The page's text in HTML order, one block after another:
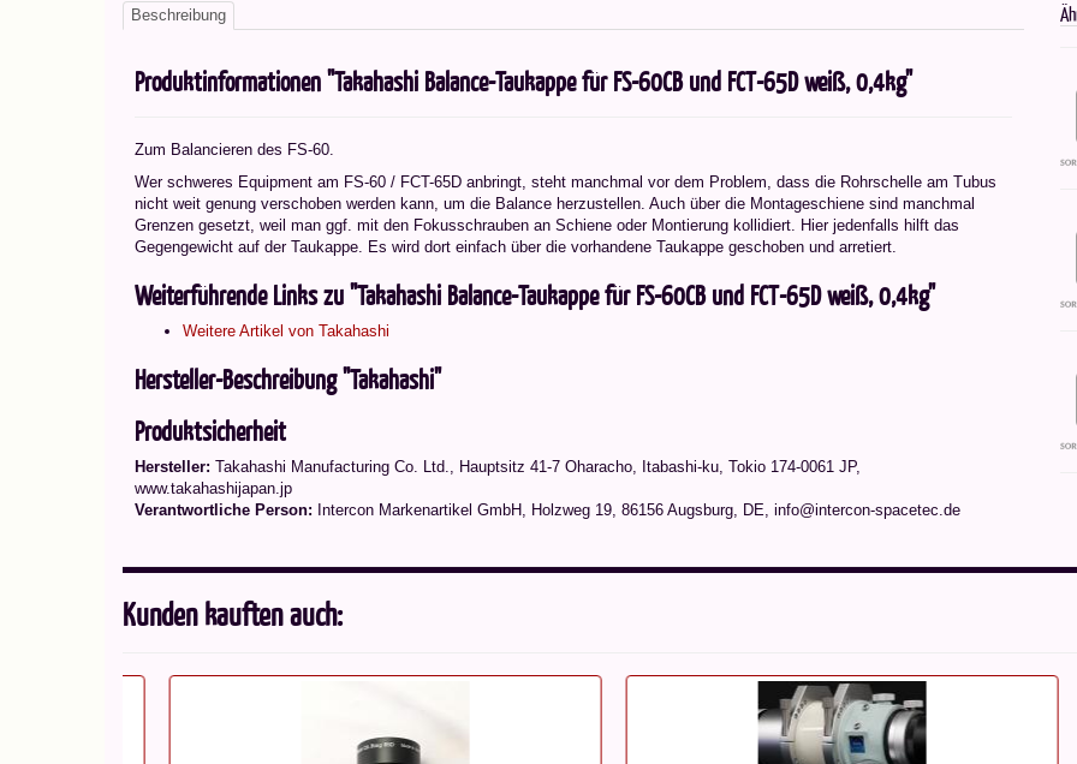
Beschreibung
Produktinformationen "Takahashi Balance-Taukappe für FS-60CB und FCT-65D weiß, 0,4kg"
Zum Balancieren des FS-60.
Wer schweres Equipment am FS-60 / FCT-65D anbringt, steht manchmal vor dem Problem, dass die Rohrschelle am Tubus
nicht weit genung verschoben werden kann, um die Balance herzustellen. Auch über die Montageschiene sind manchmal
Grenzen gesetzt, weil man ggf. mit den Fokusschrauben an Schiene oder Montierung kollidiert. Hier jedenfalls hilft das
Gegengewicht auf der Taukappe. Es wird dort einfach über die vorhandene Taukappe geschoben und arretiert.
Weiterführende Links zu "Takahashi Balance-Taukappe für FS-60CB und FCT-65D weiß, 0,4kg"
Weitere Artikel von Takahashi
Hersteller-Beschreibung "Takahashi"
Produktsicherheit
Hersteller: Takahashi Manufacturing Co. Ltd., Hauptsitz 41-7 Oharacho, Itabashi-ku, Tokio 174-0061 JP,
www.takahashijapan.jp
Verantwortliche Person: Intercon Markenartikel GmbH, Holzweg 19, 86156 Augsburg, DE, info@intercon-spacetec.de
Kunden kauften auch: